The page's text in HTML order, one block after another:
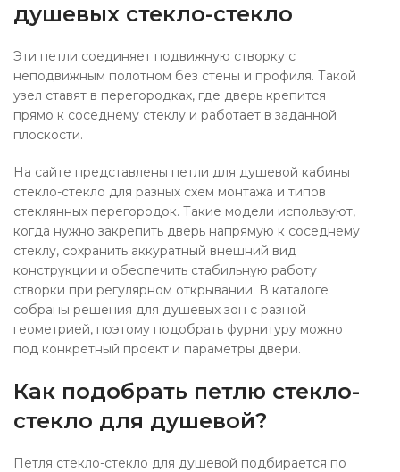
душевых стекло-стекло
Эти петли соединяет подвижную створку с
неподвижным полотном без стены и профиля. Такой
узел ставят в перегородках, где дверь крепится
прямо к соседнему стеклу и работает в заданной
плоскости.
На сайте представлены петли для душевой кабины
стекло-стекло для разных схем монтажа и типов
стеклянных перегородок. Такие модели используют,
когда нужно закрепить дверь напрямую к соседнему
стеклу, сохранить аккуратный внешний вид
конструкции и обеспечить стабильную работу
створки при регулярном открывании. В каталоге
собраны решения для душевых зон с разной
геометрией, поэтому подобрать фурнитуру можно
под конкретный проект и параметры двери.
Как подобрать петлю стекло-
стекло для душевой?
Петля стекло-стекло для душевой подбирается по